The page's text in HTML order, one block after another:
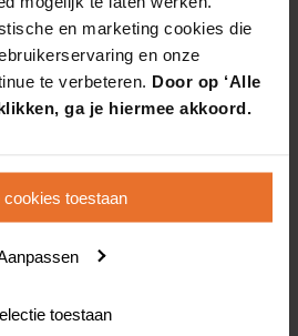
en marketing cookies die
en onze
te verbeteren. Door op ‘Alle
ga je hiermee akkoord.
cookies toestaan
toestaan